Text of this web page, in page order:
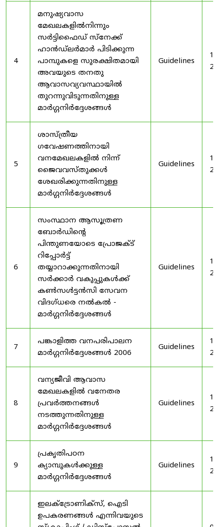
4
മനുഷ്യവാസ
മേഖലകളിൽനിന്നും
സർട്ടിഫൈഡ് സ്നേക്ക്
ഹാൻഡ്‌ലർമാർ പിടിക്കുന്ന
പാമ്പുകളെ സുരക്ഷിതമായി
അവയുടെ തനതു
ആവാസവ്യവസ്ഥായിൽ
തുറന്നുവിടുന്നതിനുള്ള
മാർഗ്ഗനിർദ്ദേശങ്ങൾ
Guidelines
5
ശാസ്ത്രീയ
ഗവേഷണത്തിനായി
വനമേഖലകളിൽ നിന്ന്
ജൈവവസ്തുക്കൾ
ശേഖരിക്കുന്നതിനുള്ള
മാർഗ്ഗനിർദ്ദേശങ്ങൾ
Guidelines
6
സംസ്ഥാന ആസൂത്രണ
ബോർഡിൻ്റെ
പിന്തുണയോടെ പ്രോജക്ട്
റിപ്പോർട്ട്
തയ്യാറാക്കുന്നതിനായി
സർക്കാർ വകുപ്പുകൾക്ക്
കൺസൾട്ടൻസി സേവന
വിദഗ്ധരെ നൽകൽ -
മാർഗ്ഗനിർദ്ദേശങ്ങൾ
Guidelines
7
പങ്കാളിത്ത വനപരിപാലന
മാർഗ്ഗനിർദ്ദേശങ്ങൾ 2006
Guidelines
8
വന്യജീവി ആവാസ
മേഖലകളിൽ വനേതര
പ്രവർത്തനങ്ങൾ
നടത്തുന്നതിനുള്ള
മാർഗ്ഗനിർദ്ദേശങ്ങൾ
Guidelines
9
പ്രകൃതിപഠന
ക്യാമ്പുകൾക്കുള്ള
മാർഗ്ഗനിർദ്ദേശങ്ങൾ
Guidelines
ഇലക്‌ട്രോണിക്‌സ്, ഐടി
ഉപകരണങ്ങൾ എന്നിവയുടെ